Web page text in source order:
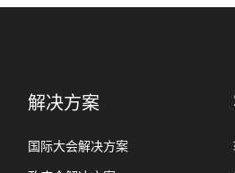
解决方案
国际大会解决方案